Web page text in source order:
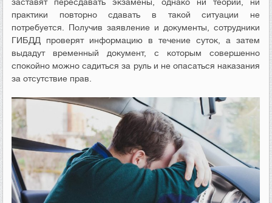
заставят пересдавать экзамены, однако ни теории, ни
практики повторно сдавать в такой ситуации не
потребуется. Получив заявление и документы, сотрудники
ГИБДД проверят информацию в течение суток, а затем
выдадут временный документ, с которым совершенно
спокойно можно садиться за руль и не опасаться наказания
за отсутствие прав.